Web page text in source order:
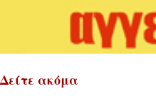
Δείτε ακόμα